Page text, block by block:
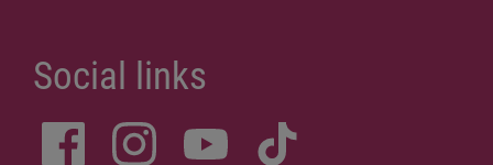
Social links